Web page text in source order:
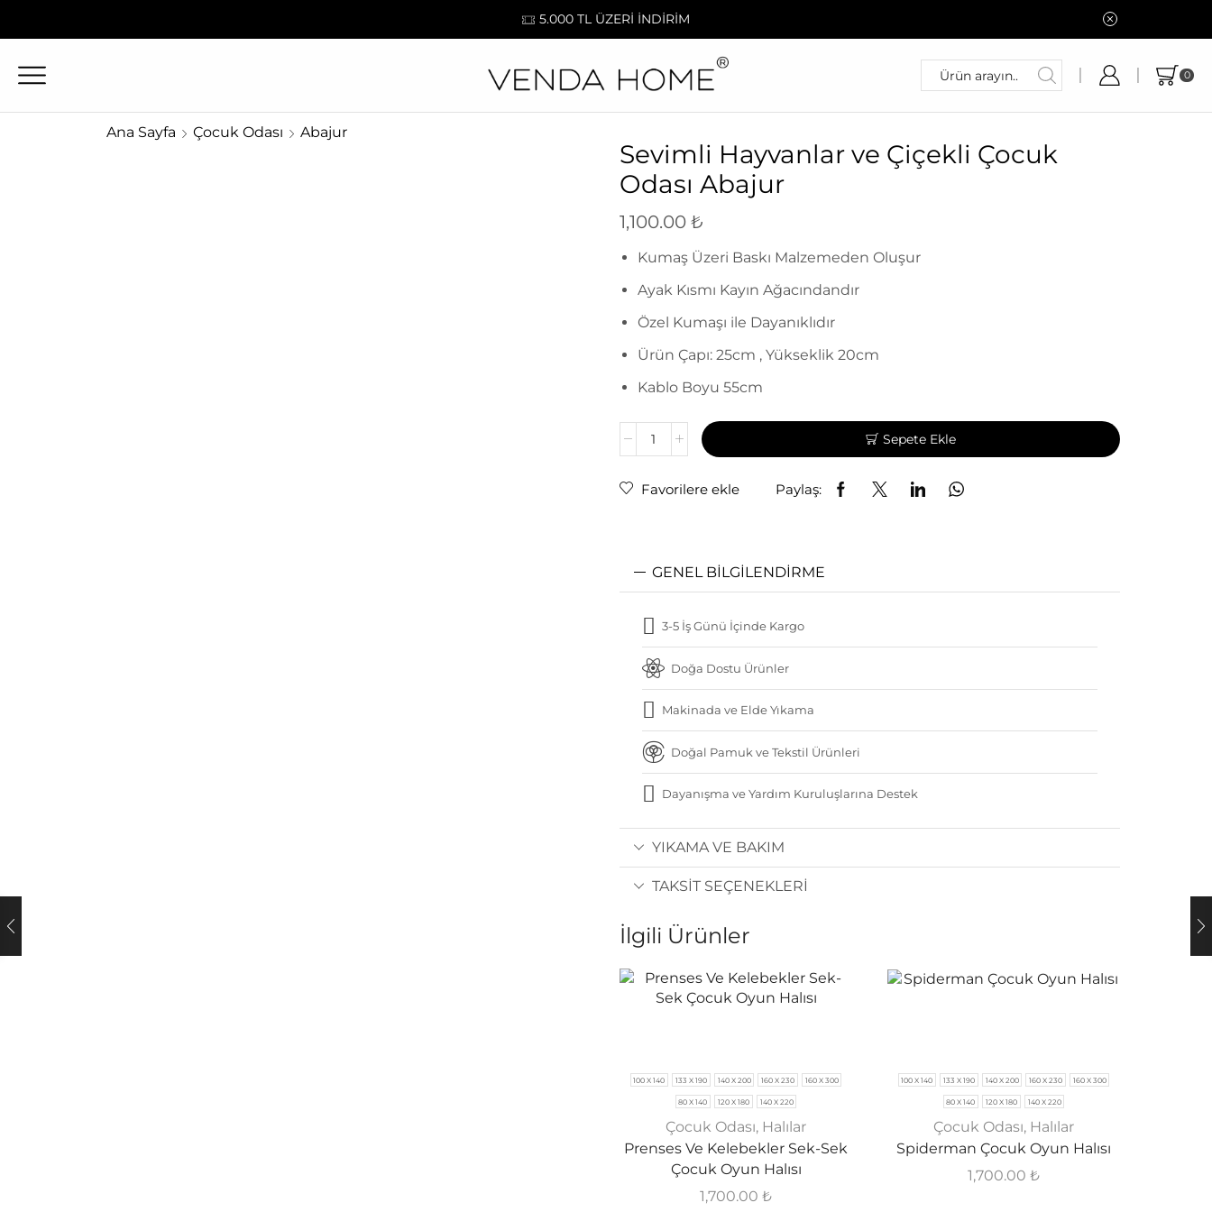
5.000 TL ÜZERİ İNDİRİM
0
Ana Sayfa Çocuk Odası Abajur
Sevimli Hayvanlar ve Çiçekli Çocuk
Odası Abajur
1,100.00 ₺
Kumaş Üzeri Baskı Malzemeden Oluşur
Ayak Kısmı Kayın Ağacındandır
Özel Kumaşı ile Dayanıklıdır
Ürün Çapı: 25cm , Yükseklik 20cm
Kablo Boyu 55cm
Sepete Ekle
Favorilere ekle Paylaş:
GENEL BILGILENDIRME
3-5 İş Günü İçinde Kargo
Doğa Dostu Ürünler
Makinada ve Elde Yıkama
Doğal Pamuk ve Tekstil Ürünleri
Dayanışma ve Yardım Kuruluşlarına Destek
YIKAMA VE BAKIM
TAKSIT SEÇENEKLERI
İlgili Ürünler
100 X 140 133 X 190 140 X 200 160 X 230 160 X 300
80 X 140 120 X 180 140 X 220
Çocuk Odası, Halılar
Prenses Ve Kelebekler Sek-Sek
Çocuk Oyun Halısı
1,700.00 ₺
100 X 140 133 X 190 140 X 200 160 X 230 160 X 300
80 X 140 120 X 180 140 X 220
Çocuk Odası, Halılar
Spiderman Çocuk Oyun Halısı
1,700.00 ₺